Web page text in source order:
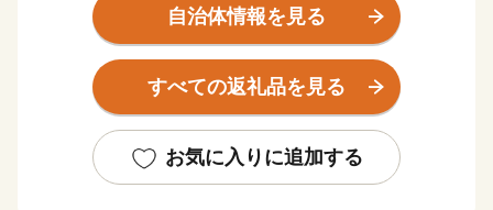
司馬遼太郎作「梟の城」の最初に次のように「笠置」
が出てきます。「伊賀の天は西涯を山城国境い笠置の峰
が支え、北涯を近江国境いの御斎峠がささえる。笠置に
陽が入れば、きまって御斎峠の上に雲が沸いた。」（司
笠置は、伊賀につながる忍者ゆかりの地。町全体に巨
自治体情報を見る
すべての返礼品を見る
お気に入りに追加する